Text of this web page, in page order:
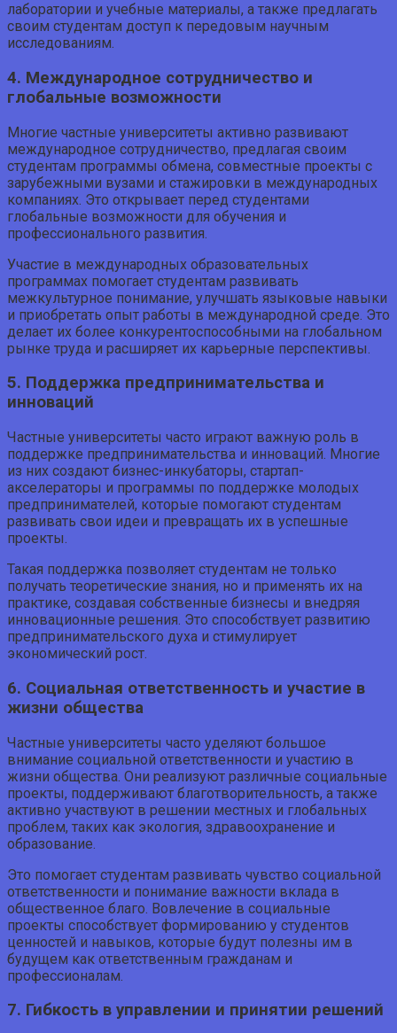
лаборатории и учебные материалы, а также предлагать
своим студентам доступ к передовым научным
исследованиям.
4. Международное сотрудничество и
глобальные возможности
Многие частные университеты активно развивают
международное сотрудничество, предлагая своим
студентам программы обмена, совместные проекты с
зарубежными вузами и стажировки в международных
компаниях. Это открывает перед студентами
глобальные возможности для обучения и
профессионального развития.
Участие в международных образовательных
программах помогает студентам развивать
межкультурное понимание, улучшать языковые навыки
и приобретать опыт работы в международной среде. Это
делает их более конкурентоспособными на глобальном
рынке труда и расширяет их карьерные перспективы.
5. Поддержка предпринимательства и
инноваций
Частные университеты часто играют важную роль в
поддержке предпринимательства и инноваций. Многие
из них создают бизнес-инкубаторы, стартап-
акселераторы и программы по поддержке молодых
предпринимателей, которые помогают студентам
развивать свои идеи и превращать их в успешные
проекты.
Такая поддержка позволяет студентам не только
получать теоретические знания, но и применять их на
практике, создавая собственные бизнесы и внедряя
инновационные решения. Это способствует развитию
предпринимательского духа и стимулирует
экономический рост.
6. Социальная ответственность и участие в
жизни общества
Частные университеты часто уделяют большое
внимание социальной ответственности и участию в
жизни общества. Они реализуют различные социальные
проекты, поддерживают благотворительность, а также
активно участвуют в решении местных и глобальных
проблем, таких как экология, здравоохранение и
образование.
Это помогает студентам развивать чувство социальной
ответственности и понимание важности вклада в
общественное благо. Вовлечение в социальные
проекты способствует формированию у студентов
ценностей и навыков, которые будут полезны им в
будущем как ответственным гражданам и
профессионалам.
7. Гибкость в управлении и принятии решений